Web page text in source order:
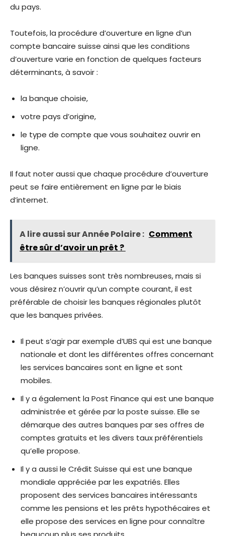
du pays.
Toutefois, la procédure d’ouverture en ligne d’un
compte bancaire suisse ainsi que les conditions
d’ouverture varie en fonction de quelques facteurs
déterminants, à savoir :
la banque choisie,
votre pays d’origine,
le type de compte que vous souhaitez ouvrir en
ligne.
Il faut noter aussi que chaque procédure d’ouverture
peut se faire entièrement en ligne par le biais
d’internet.
A lire aussi sur Année Polaire : Comment
être sûr d’avoir un prêt ?
Les banques suisses sont très nombreuses, mais si
vous désirez n’ouvrir qu’un compte courant, il est
préférable de choisir les banques régionales plutôt
que les banques privées.
Il peut s’agir par exemple d’UBS qui est une banque
nationale et dont les différentes offres concernant
les services bancaires sont en ligne et sont
mobiles.
Il y a également la Post Finance qui est une banque
administrée et gérée par la poste suisse. Elle se
démarque des autres banques par ses offres de
comptes gratuits et les divers taux préférentiels
qu’elle propose.
Il y a aussi le Crédit Suisse qui est une banque
mondiale appréciée par les expatriés. Elles
proposent des services bancaires intéressants
comme les pensions et les prêts hypothécaires et
elle propose des services en ligne pour connaître